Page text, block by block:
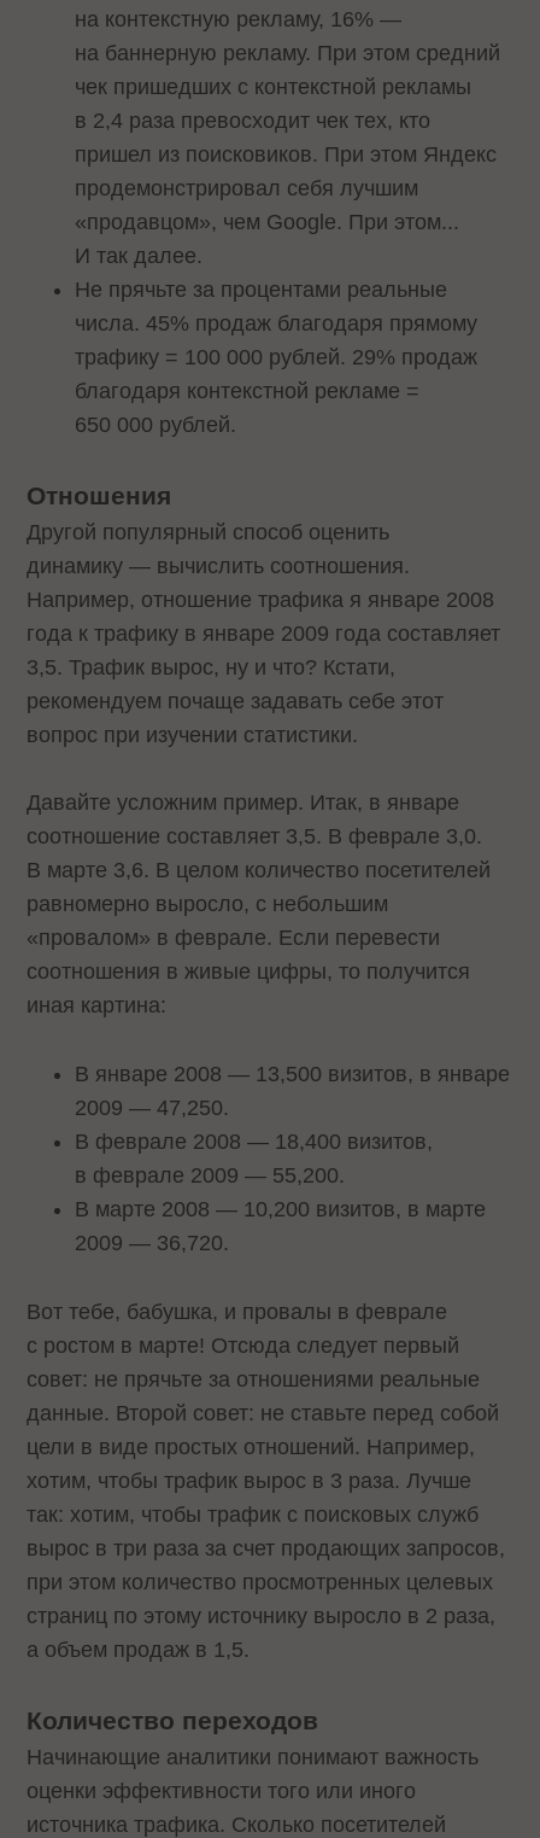
на контекстную рекламу, 16% —
на баннерную рекламу. При этом средний
чек пришедших с контекстной рекламы
в 2,4 раза превосходит чек тех, кто
пришел из поисковиков. При этом Яндекс
продемонстрировал себя лучшим
«продавцом», чем Google. При этом...
И так далее.
Не прячьте за процентами реальные
числа. 45% продаж благодаря прямому
трафику = 100 000 рублей. 29% продаж
благодаря контекстной рекламе =
650 000 рублей.
Отношения
Другой популярный способ оценить
динамику — вычислить соотношения.
Например, отношение трафика я январе 2008
года к трафику в январе 2009 года составляет
3,5. Трафик вырос, ну и что? Кстати,
рекомендуем почаще задавать себе этот
вопрос при изучении статистики.
Давайте усложним пример. Итак, в январе
соотношение составляет 3,5. В феврале 3,0.
В марте 3,6. В целом количество посетителей
равномерно выросло, с небольшим
«провалом» в феврале. Если перевести
соотношения в живые цифры, то получится
иная картина:
В январе 2008 — 13,500 визитов, в январе
2009 — 47,250.
В феврале 2008 — 18,400 визитов,
в феврале 2009 — 55,200.
В марте 2008 — 10,200 визитов, в марте
2009 — 36,720.
Вот тебе, бабушка, и провалы в феврале
с ростом в марте! Отсюда следует первый
совет: не прячьте за отношениями реальные
данные. Второй совет: не ставьте перед собой
цели в виде простых отношений. Например,
хотим, чтобы трафик вырос в 3 раза. Лучше
так: хотим, чтобы трафик с поисковых служб
вырос в три раза за счет продающих запросов,
при этом количество просмотренных целевых
страниц по этому источнику выросло в 2 раза,
а объем продаж в 1,5.
Количество переходов
Начинающие аналитики понимают важность
оценки эффективности того или иного
источника трафика. Сколько посетителей